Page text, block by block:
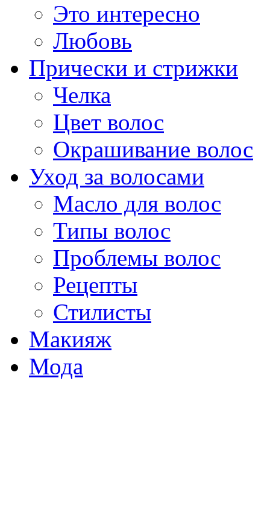
Это интересно
Любовь
Прически и стрижки
Челка
Цвет волос
Окрашивание волос
Уход за волосами
Масло для волос
Типы волос
Проблемы волос
Рецепты
Стилисты
Макияж
Мода